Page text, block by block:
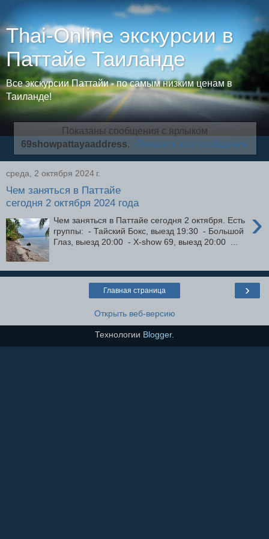
Thai-Online экскурсии в
Паттайе Таиланде
Все экскурсии Паттайи - по самым низким ценам в
Таиланде!
Показаны сообщения с ярлыком
69showpattayaaddress. Показать все сообщения
среда, 2 октября 2024 г.
Чем заняться в Паттайе
сегодня 2 октября 2024 года
›
Чем заняться в Паттайе сегодня 2 октября. Есть
группы: - Тайский Бокс, выезд 19:30 - Большой
Глаз, выезд 20:00 - X-show 69, выезд 20:00 ...
›
Главная страница
Открыть веб-версию
Технологии Blogger.